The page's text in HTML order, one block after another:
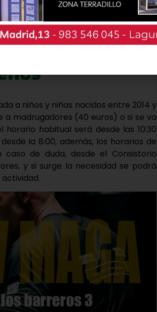
a niños y niñas nacidos entre 2014 y
a madrugadores (40 euros) o si se va
habitual será desde las 10:30
la 8:00, además, los horarios de
de duda, desde el Consistorio
y si surge la necesidad se podrá